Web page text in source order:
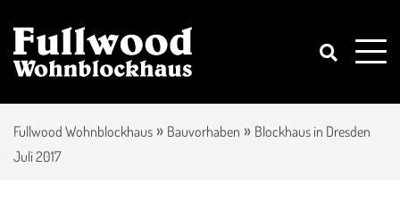
Fullwood Wohnblockhaus » Bauvorhaben » Blockhaus in Dresden
Juli 2017